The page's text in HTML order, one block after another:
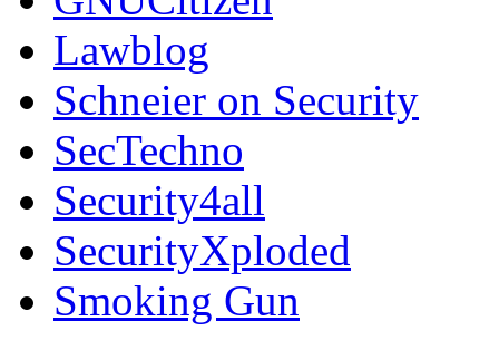
Lawblog
Schneier on Security
SecTechno
Security4all
SecurityXploded
Smoking Gun